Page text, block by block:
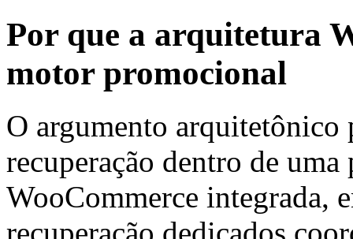
Por que a arquitetura
motor promocional
O argumento arquitetônico
recuperação dentro de
WooCommerce integrada,
recuperação dedicados